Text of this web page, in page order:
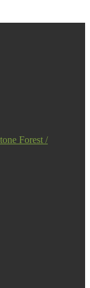
Forest /